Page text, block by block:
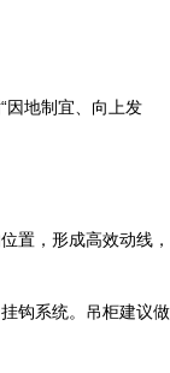
因地制宜、向上发
置，形成高效动线，
钩系统。吊柜建议做